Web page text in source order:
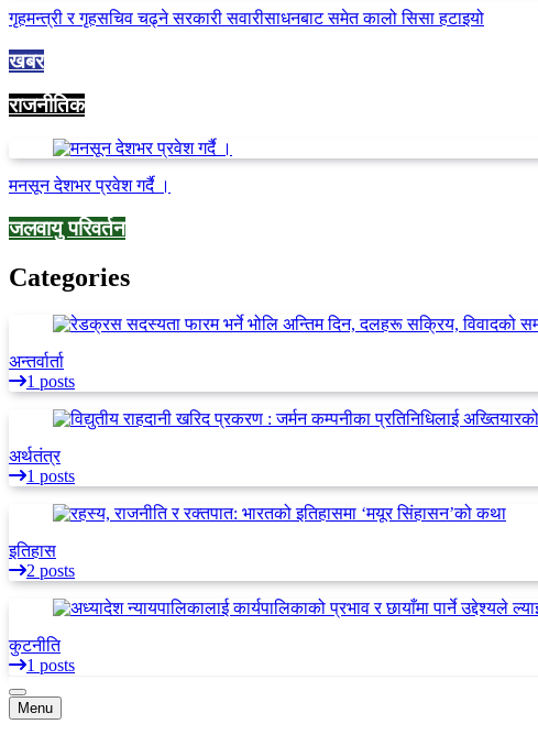
गृहमन्त्री र गृहसचिव चढ्ने सरकारी सवारीसाधनबाट समेत कालो सिसा हटाइयो
खबर
राजनीतिक
मनसून देशभर प्रवेश गर्दै ।
जलवायु परिवर्तन
Categories
अन्तर्वार्ता
1 posts
अर्थतंत्र
1 posts
इतिहास
2 posts
कुटनीति
1 posts
Menu